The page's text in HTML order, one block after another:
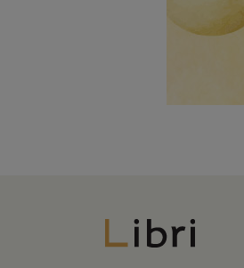
Libri